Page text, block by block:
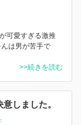
可愛すぎる激推
は男が苦手で
>>続きを読む
しました。